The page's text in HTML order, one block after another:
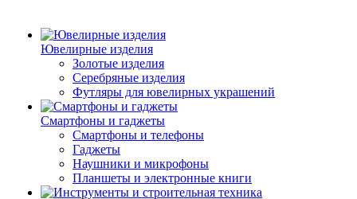
Ювелирные изделия
Золотые изделия
Серебряные изделия
Футляры для ювелирных украшений
Смартфоны и гаджеты
Смартфоны и телефоны
Гаджеты
Наушники и микрофоны
Планшеты и электронные книги